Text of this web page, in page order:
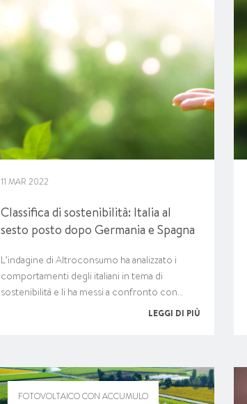
11 MAR 2022
Classifica di sostenibilità: Italia al
sesto posto dopo Germania e Spagna
L’indagine di Altroconsumo ha analizzato i
comportamenti degli italiani in tema di
sostenibilità e li ha messi a confronto con…
LEGGI DI PIÙ
FOTOVOLTAICO CON ACCUMULO